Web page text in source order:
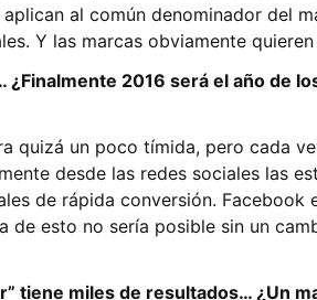
al común denominador del
Y las marcas obviamente
2016 será el año de
quizá un poco tímida, pero cada
desde las redes sociales las
de rápida conversión. Facebook
de esto no sería posible sin un
tiene miles de resultados… ¿Un